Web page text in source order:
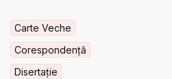
Carte Veche
Corespondență
Disertație